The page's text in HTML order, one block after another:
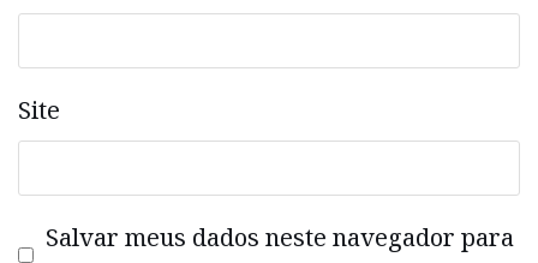
Site
Salvar meus dados neste navegador para